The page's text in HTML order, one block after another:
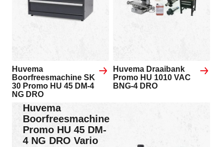
Huvema Draaibank
Promo HU 1010 VAC
BNG-4 DRO
Huvema
Boorfreesmachine
Promo HU 45 DM-
4 NG DRO Vario
Huvema
Boorfreesmachine SK
30 Promo HU 45 DM-4
NG DRO